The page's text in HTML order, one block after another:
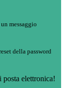
messaggio
della password
elettronica!